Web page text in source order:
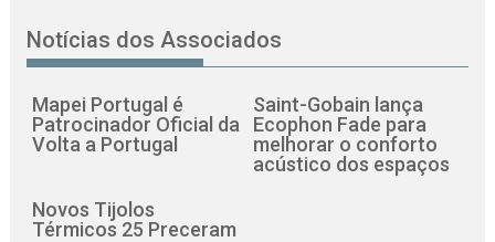
Notícias dos Associados
Mapei Portugal é
Patrocinador Oficial da
Volta a Portugal
Saint-Gobain lança
Ecophon Fade para
melhorar o conforto
acústico dos espaços
Novos Tijolos
Térmicos 25 Preceram